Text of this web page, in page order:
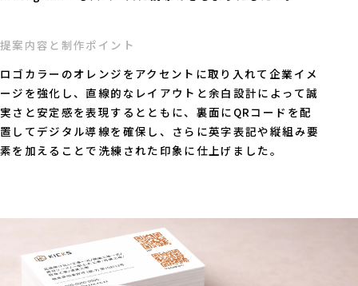
提案内容と制作ポイント
ロゴカラーのオレンジをアクセントに取り入れて企業イメ
ージを強化し、直線的なレイアウトと余白設計によって誠
実さと安定感を表現するとともに、裏面にQRコードを配
置してデジタル導線を確保し、さらに英字表記や縦組み要
素を加えることで洗練された印象に仕上げました。